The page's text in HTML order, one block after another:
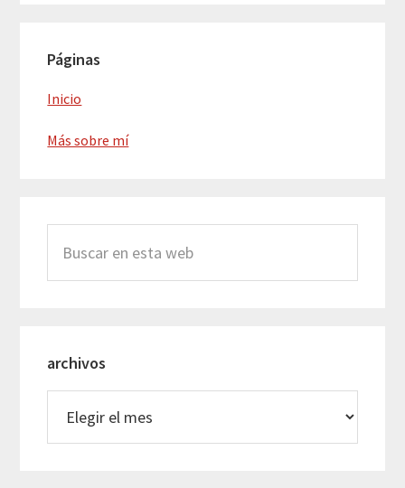
lateral
principal
Páginas
Inicio
Más sobre mí
esta
archivos